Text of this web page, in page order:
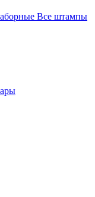
Все штампы